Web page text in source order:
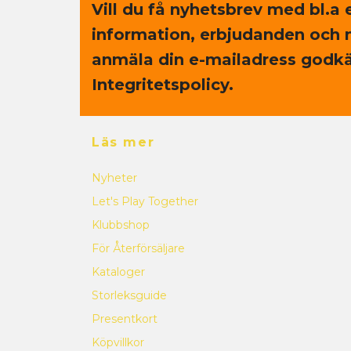
Vill du få nyhetsbrev med bl.a
information, erbjudanden och
anmäla din e-mailadress
Integritetspolicy.
Läs mer
Nyheter
Let's Play Together
Klubbshop
För Återförsäljare
Kataloger
Storleksguide
Presentkort
Köpvillkor